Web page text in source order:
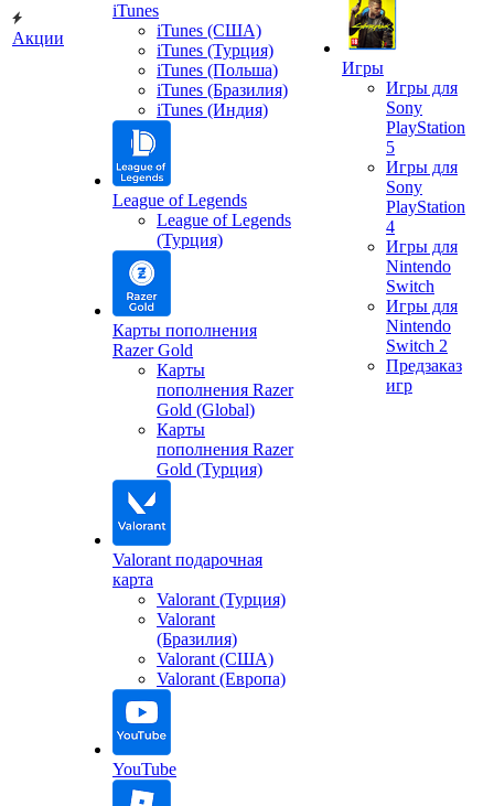
Акции
iTunes
iTunes (США)
iTunes (Турция)
iTunes (Польша)
iTunes (Бразилия)
iTunes (Индия)
League of Legends
League of Legends
(Турция)
Карты пополнения
Razer Gold
Карты
пополнения Razer
Gold (Global)
Карты
пополнения Razer
Gold (Турция)
Valorant подарочная
карта
Valorant (Турция)
Valorant
(Бразилия)
Valorant (США)
Valorant (Европа)
YouTube
Игры
Игры для
Sony
PlayStation
5
Игры для
Sony
PlayStation
4
Игры для
Nintendo
Switch
Игры для
Nintendo
Switch 2
Предзаказ
игр